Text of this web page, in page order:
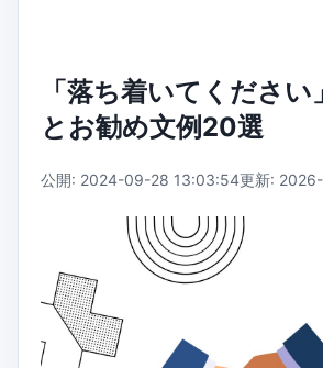
「落ち着いてください
とお勧め文例20選
公開: 2024-09-28 13:03:54更新: